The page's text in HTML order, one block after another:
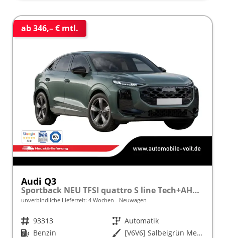
ab 346,– € mtl.
Audi Q3
Sportback NEU TFSI quattro S line Tech+AHK+Alu19+LEDplus+KlimaPlus+ExtSchwarz
unverbindliche Lieferzeit: 4 Wochen Neuwagen
Fahrzeugnr. 93313 Getriebe Automatik
Kraftstoff Benzin Außenfarbe
[V6V6] Salbeigrün Metallic